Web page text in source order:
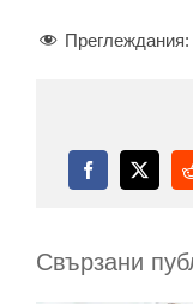
Преглеждания:
Facebook
X
Свързани